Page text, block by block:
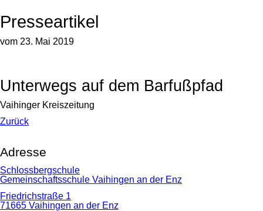
Presseartikel
vom 23. Mai 2019
Unterwegs auf dem Barfußpfad
Vaihinger Kreiszeitung
Zurück
Adresse
Schlossbergschule
Gemeinschaftsschule Vaihingen an der Enz
Friedrichstraße 1
71665 Vaihingen an der Enz